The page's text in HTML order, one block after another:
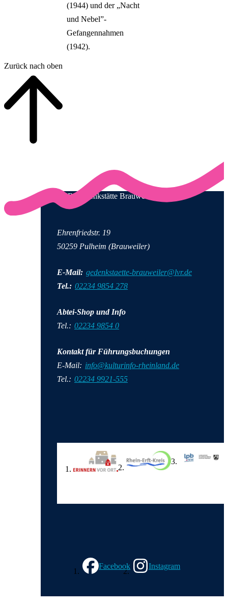
(1944) und der „Nacht
und Nebel”-
Gefangennahmen
(1942).
Zurück nach oben
LVR-Gedenkstätte Brauweiler
Ehrenfriedstr. 19
50259 Pulheim (Brauweiler)
E-Mail: gedenkstaette-brauweiler@lvr.de
Tel.: 02234 9854 278
Abtei-Shop und Info
Tel.: 02234 9854 0
Kontakt für Führungsbuchungen
E-Mail: info@kulturinfo-rheinland.de
Tel.: 02234 9921-555
Facebook
Instagram